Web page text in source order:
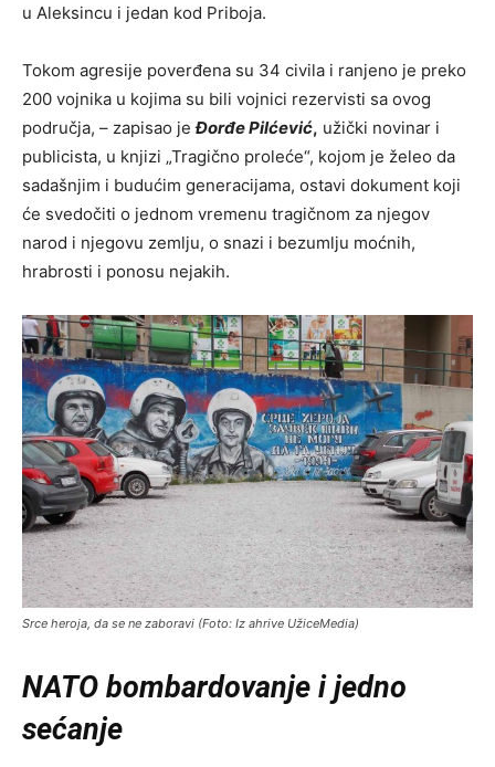
u Aleksincu i jedan kod Priboja.
Tokom agresije poverđena su 34 civila i ranjeno je preko
200 vojnika u kojima su bili vojnici rezervisti sa ovog
područja, – zapisao jeĐorđe Pilćević, užički novinar i
publicista, u knjizi „Tragično proleće“, kojom je želeo da
sadašnjim i budućim generacijama, ostavi dokument koji
će svedočiti o jednom vremenu tragičnom za njegov
narod i njegovu zemlju, o snazi i bezumlju moćnih,
hrabrosti i ponosu nejakih.
Srce heroja, da se ne zaboravi (Foto: Iz ahrive UžiceMedia)
NATO bombardovanje ijedno
sećanje